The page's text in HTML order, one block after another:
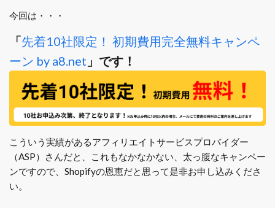
今回は・・・
「先着10社限定！ 初期費用完全無料キャンペ
ーン by a8.net 」です！
こういう実績があるアフィリエイトサービスプロバイダー
（ASP）さんだと、これもなかなかない、太っ腹なキャンペー
ンですので、Shopifyの恩恵だと思って是非お申し込みくださ
い。